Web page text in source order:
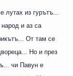
лутах из гурътъ...
и аз са
От там се
Но и през
чи Павун е